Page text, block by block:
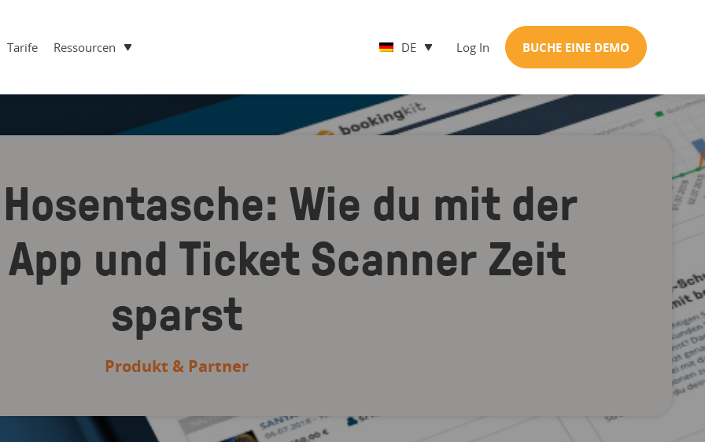
Tarife Ressourcen DE Log In BUCHE EINE DEMO
Wie du mit der
und Ticket Scanner Zeit
sparst
Produkt & Partner